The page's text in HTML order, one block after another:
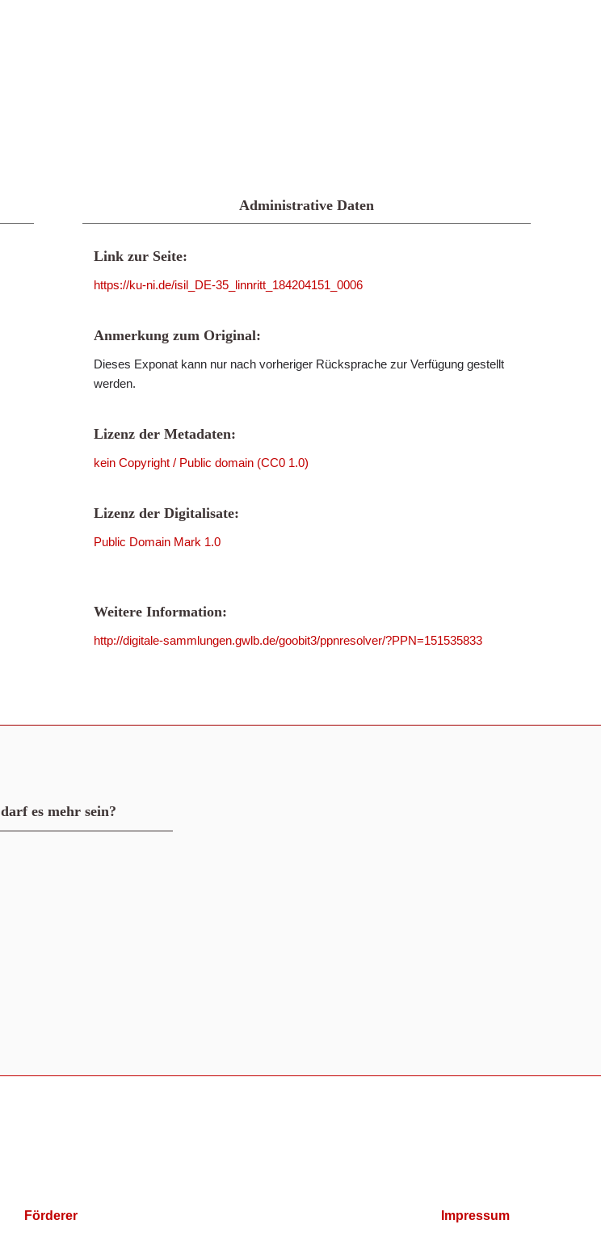
Administrative Daten
Link zur Seite:
https://ku-ni.de/isil_DE-35_linnritt_184204151_0006
Anmerkung zum Original:
Dieses Exponat kann nur nach vorheriger Rücksprache zur Verfügung gestellt
werden.
Lizenz der Metadaten:
kein Copyright / Public domain (CC0 1.0)
Lizenz der Digitalisate:
Public Domain Mark 1.0
Weitere Information:
http://digitale-sammlungen.gwlb.de/goobit3/ppnresolver/?PPN=151535833
darf es mehr sein?
Förderer Impressum